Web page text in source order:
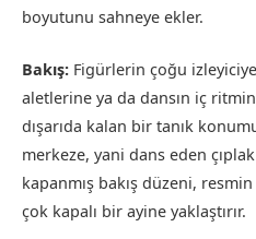
boyutunu sahneye ekler.
Bakış: Figürlerin çoğu
aletlerine ya da dansın iç
dışarıda kalan bir tanık
merkeze, yani dans eden
kapanmış bakış düzeni,
çok kapalı bir ayine yaklaştırır.